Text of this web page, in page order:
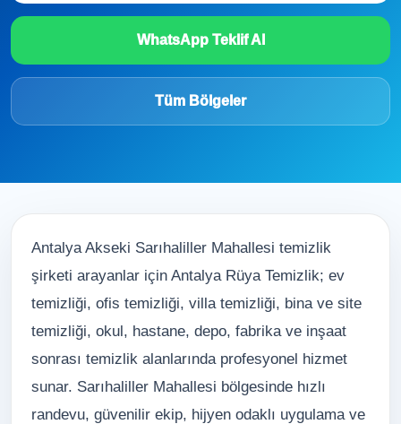
WhatsApp Teklif Al
Tüm Bölgeler
Antalya Akseki Sarıhaliller Mahallesi temizlik
şirketi arayanlar için Antalya Rüya Temizlik; ev
temizliği, ofis temizliği, villa temizliği, bina ve site
temizliği, okul, hastane, depo, fabrika ve inşaat
sonrası temizlik alanlarında profesyonel hizmet
sunar. Sarıhaliller Mahallesi bölgesinde hızlı
randevu, güvenilir ekip, hijyen odaklı uygulama ve